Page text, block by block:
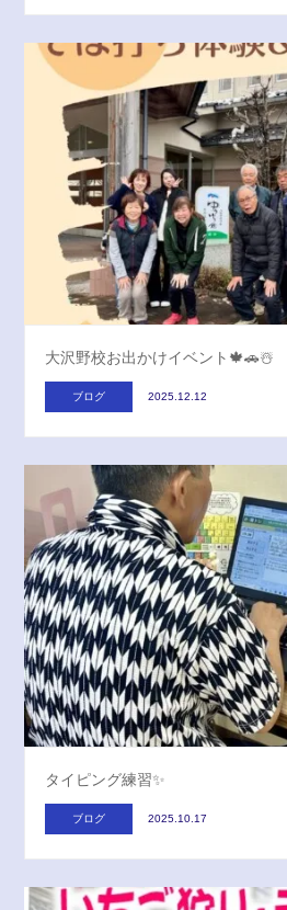
大沢野校お出かけイベント🍁🚗☃️
ブログ 2025.12.12
タイピング練習✨
ブログ 2025.10.17